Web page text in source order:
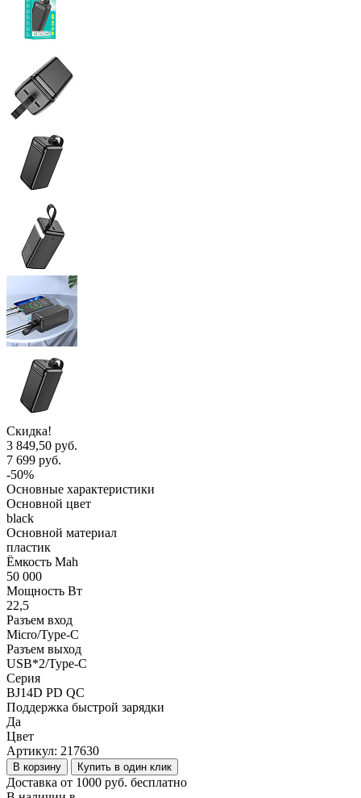
Скидка!
3 849,50 руб.
7 699 руб.
-50%
Основные характеристики
Основной цвет
black
Основной материал
пластик
Ёмкость Mah
50 000
Мощность Вт
22,5
Разъем вход
Micro/Type-C
Разъем выход
USB*2/Type-C
Серия
BJ14D PD QC
Поддержка быстрой зарядки
Да
Цвет
Артикул: 217630
В корзину Купить в один клик
Доставка от 1000 руб. бесплатно